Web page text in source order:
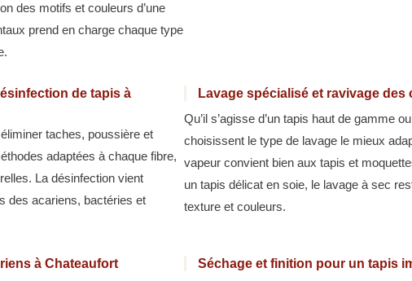
des motifs et couleurs d’une
prend en charge chaque type
de tapis à
taches, poussière et
adaptées à chaque fibre,
La désinfection vient
des acariens, bactéries et
Lavage spécialisé et ravivage
Qu’il s’agisse d’un tapis haut de gamme
choisissent le type de lavage le mieux
vapeur convient bien aux tapis et
un tapis délicat en soie, le lavage à sec
texture et couleurs.
à Chateaufort
Séchage et finition pour un tapis